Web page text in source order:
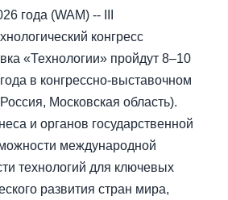
года (WAM) -- III
конгресс
«Технологии» пройдут 8–10
в конгрессно-выставочном
Московская область).
и органов государственной
международной
технологий для ключевых
развития стран мира,